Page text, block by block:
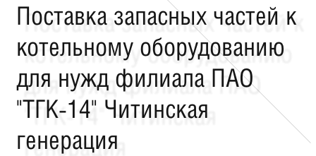
Поставка запасных частей к
котельному оборудованию
для нужд филиала ПАО
"ТГК-14" Читинская
генерация